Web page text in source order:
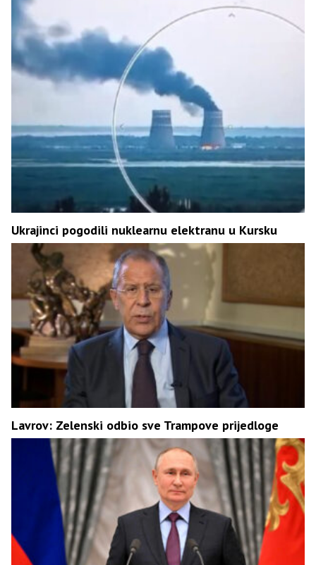
Ukrajinci pogodili nuklearnu elektranu u Kursku
Lavrov: Zelenski odbio sve Trampove prijedloge